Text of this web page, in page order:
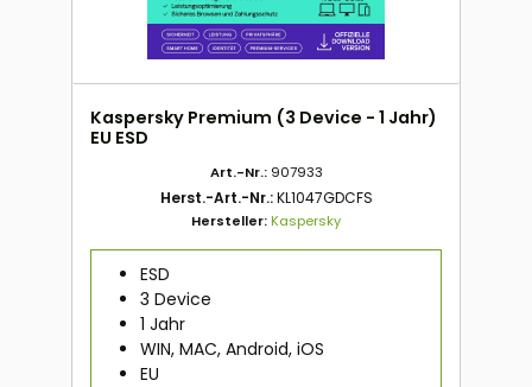
Kaspersky Premium (3 Device - 1 Jahr)
EU ESD
Art.-Nr.: 907933
Herst.-Art.-Nr.:KL1047GDCFS
Hersteller:Kaspersky
ESD
3 Device
1 Jahr
WIN, MAC, Android, iOS
EU